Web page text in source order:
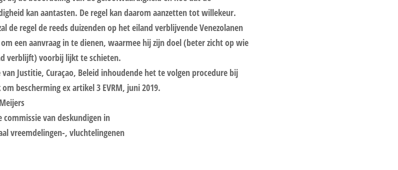
kan aantasten. De regel kan daarom aanzetten tot willekeur.
de regel de reeds duizenden op het eiland verblijvende Venezolanen
een aanvraag in te dienen, waarmee hij zijn doel (beter zicht op wie
verblijft) voorbij lijkt te schieten.
Justitie, Curaçao, Beleid inhoudende het te volgen procedure bij
om bescherming ex artikel 3 EVRM, juni 2019.
commissie van deskundigen in
vreemdelingen-, vluchtelingenen